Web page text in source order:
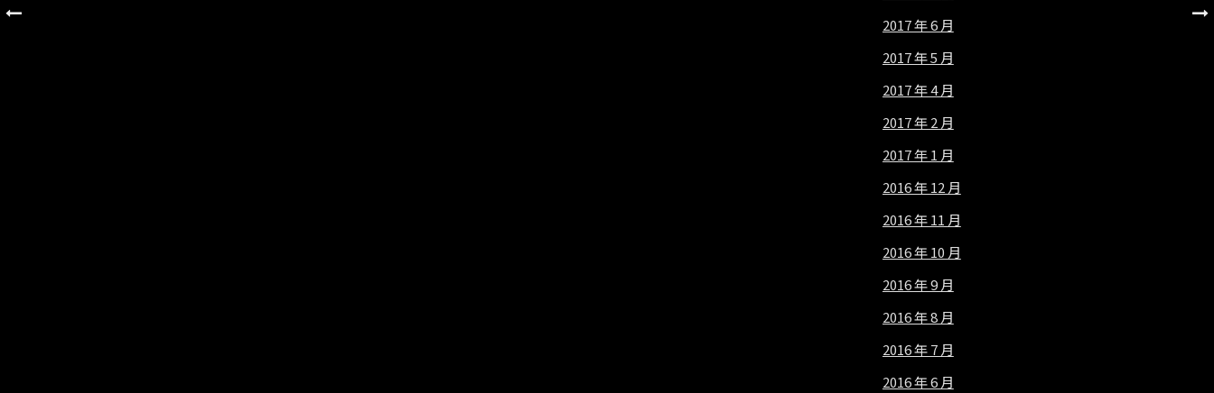
2017 年 6 月
2017 年 5 月
2017 年 4 月
2017 年 2 月
2017 年 1 月
2016 年 12 月
2016 年 11 月
2016 年 10 月
2016 年 9 月
2016 年 8 月
2016 年 7 月
2016 年 6 月